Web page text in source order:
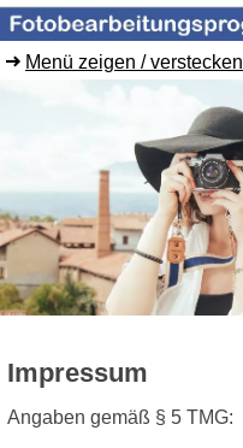
Menü zeigen / verstecken
Impressum
Angaben gemäß § 5 TMG: